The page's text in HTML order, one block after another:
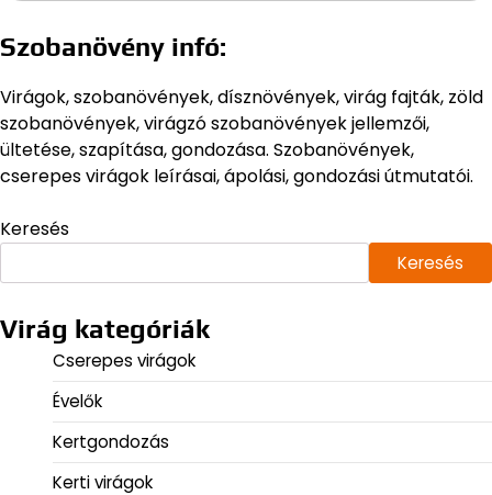
Szobanövény infó:
Virágok, szobanövények, dísznövények, virág fajták, zöld
szobanövények, virágzó szobanövények jellemzői,
ültetése, szapítása, gondozása. Szobanövények,
cserepes virágok leírásai, ápolási, gondozási útmutatói.
Keresés
Keresés
Virág kategóriák
Cserepes virágok
Évelők
Kertgondozás
Kerti virágok